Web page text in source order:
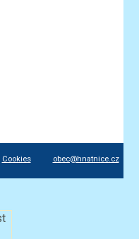
Cookies obec@hnatnice.cz